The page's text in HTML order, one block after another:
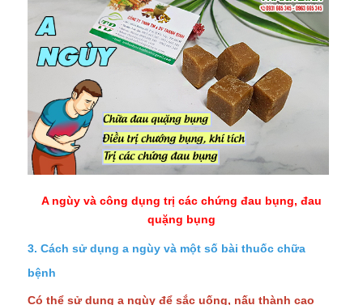
A ngùy và công dụng trị các chứng đau bụng, đau
quặng bụng
3. Cách sử dụng a ngùy và một số bài thuốc chữa
bệnh
Có thể sử dụng a ngùy để sắc uống, nấu thành cao